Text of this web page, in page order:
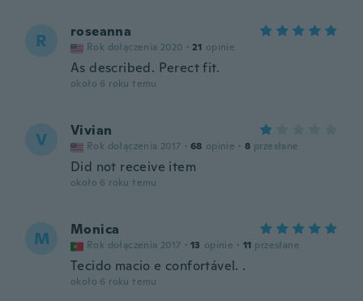
R roseanna
Rok dołączenia 2020 · 21 opinie
As described. Perect fit.
około 6 roku temu
V Vivian
Rok dołączenia 2017 · 68 opinie · 8 przesłane
Did not receive item
około 6 roku temu
M Monica
Rok dołączenia 2017 · 13 opinie · 11 przesłane
Tecido macio e confortável. .
około 6 roku temu